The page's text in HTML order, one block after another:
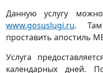
Данную услугу
www.gosuslugi.ru.
проставить апостиль
Услуга
календарных дней.